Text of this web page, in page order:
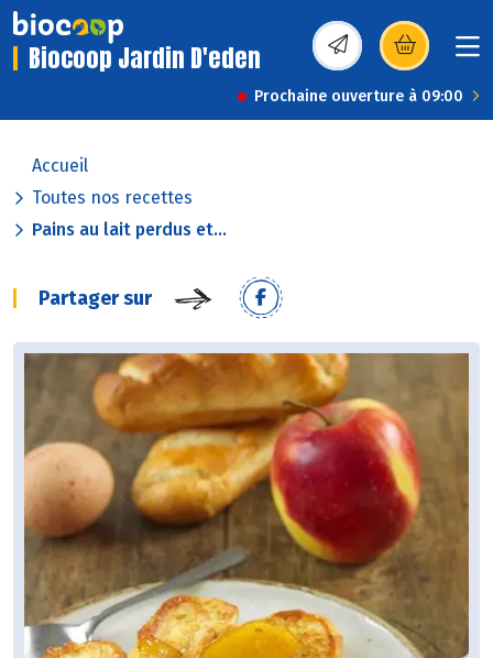
Biocoop Jardin D'eden (s’ouvre dans une
Prochaine ouverture à 09:00
Accueil
Toutes nos recettes
Pains au lait perdus et...
Partager sur